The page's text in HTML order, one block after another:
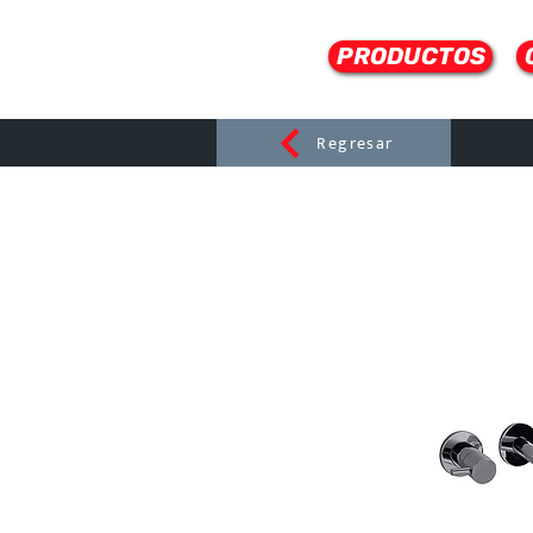
CERAMIC
PRODUCTOS
Regresar